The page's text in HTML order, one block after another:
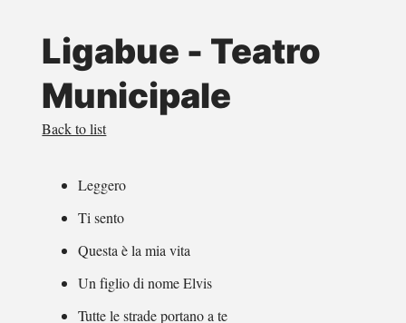
Ligabue - Teatro
Municipale
Back to list
Leggero
Ti sento
Questa è la mia vita
Un figlio di nome Elvis
Tutte le strade portano a te